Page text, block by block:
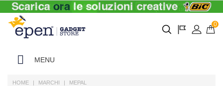
0
MENU
HOME MARCHI MEPAL